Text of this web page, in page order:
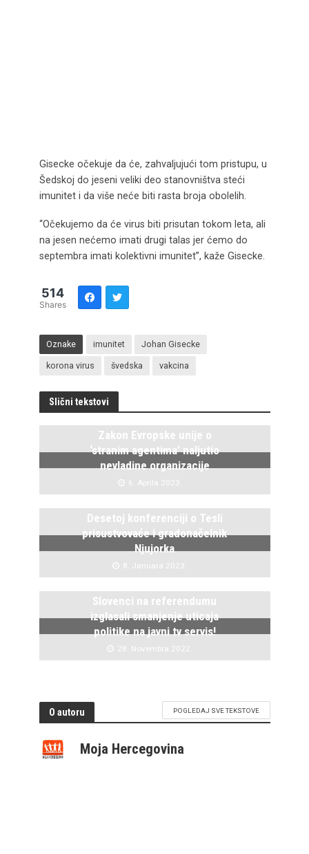
Gisecke očekuje da će, zahvaljujući tom pristupu, u
Šedskoj do jeseni veliki deo stanovništva steći
imunitet i da više neće biti rasta broja obolelih.
“Očekujemo da će virus biti prisutan tokom leta, ali
na jesen nećemo imati drugi talas jer ćemo do
septembra imati kolektivni imunitet”, kaže Gisecke.
514
Shares
Oznake imunitet Johan Gisecke
korona virus švedska vakcina
Slični tekstovi
Zakon Evropske unije o
‘stranim agentima’ naljutio
nevladine organizacije
6. Aprila 2023.
Desetoj konferenciji o Tesli
prisustvovaće i gradonačelnik
Njujorka
8. Januara 2023.
Slovenci na referendumu
izglasali smanjenje uticaja
politike na javni tv servis!
28. Novembra 2022.
O autoru POGLEDAJ SVE TEKSTOVE
Moja Hercegovina